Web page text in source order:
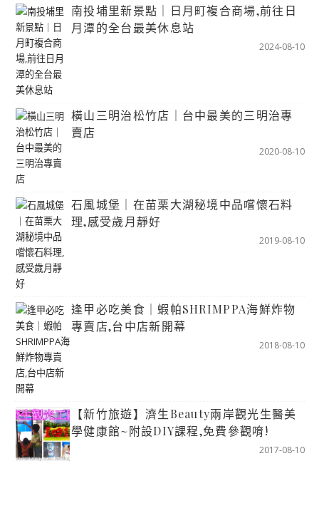
南投埔里新景點｜日月町複合商場,前往日
月潭的全台最美休息站
2024-08-10
橫山三明治松竹店｜台中最美的三明治專
賣店
2020-08-10
石風城堡｜在苗栗大湖秘境中品嚐懷石料
理,感受歲月靜好
2019-08-10
逢甲必吃美食｜蝦帕SHRIMPPA海鮮炸物
專賣店,台中店新開幕
2018-08-10
【新竹旅遊】濟生Beauty兩岸觀光生醫美
學健康館~附設DIY課程,免費參觀唷!
2017-08-10